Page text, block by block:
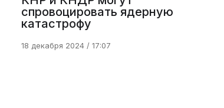
спровоцировать ядерную
катастрофу
18 декабря 2024 / 17:07